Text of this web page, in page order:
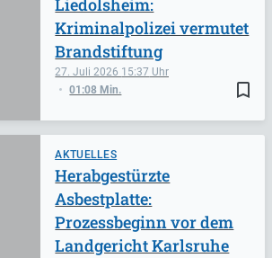
bookmark_border
27. Juli 2026 15:37
01:08 Min.
Liedolsheim:
Kriminalpolizei vermutet
Brandstiftung
AKTUELLES
Herabgestürzte
Asbestplatte:
Prozessbeginn vor dem
Landgericht Karlsruhe